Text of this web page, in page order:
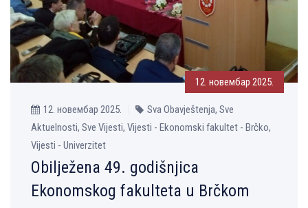
12. новембар 2025.
12. новембар 2025.
Sva Obavještenja, Sve
Aktuelnosti, Sve Vijesti, Vijesti - Ekonomski fakultet - Brčko,
Vijesti - Univerzitet
Obilјežena 49. godišnjica
Ekonomskog fakulteta u Brčkom